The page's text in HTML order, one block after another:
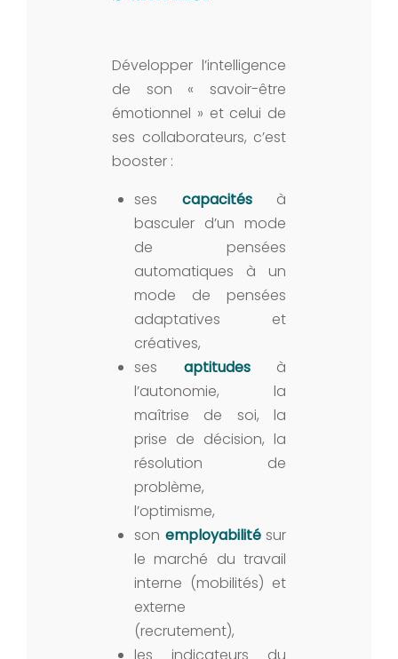
Développer l’intelligence
de son « savoir-être
émotionnel » et celui de
ses collaborateurs, c’est
booster :
ses capacités à
basculer d’un mode
de pensées
automatiques à un
mode de pensées
adaptatives et
créatives,
ses aptitudes à
l’autonomie, la
maîtrise de soi, la
prise de décision, la
résolution de
problème,
l’optimisme,
son employabilité sur
le marché du travail
interne (mobilités) et
externe
(recrutement),